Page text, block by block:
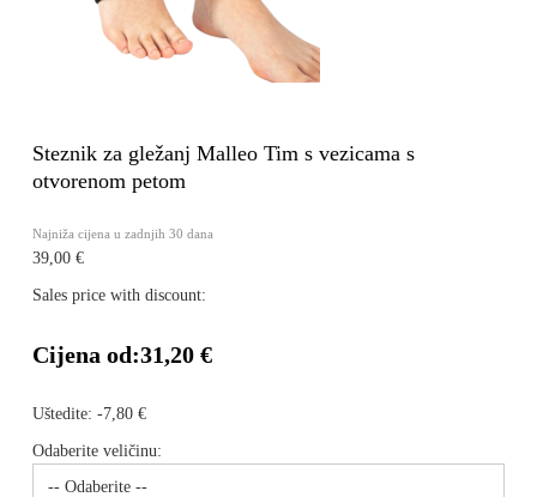
Steznik za gležanj Malleo Tim s vezicama s
otvorenom petom
Najniža cijena u zadnjih 30 dana
39,00 €
Sales price with discount:
Cijena od:31,20 €
Uštedite: -7,80 €
Odaberite veličinu: